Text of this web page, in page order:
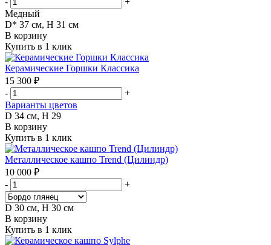
Медный
D* 37 см, H 31 см
В корзину
Купить в 1 клик
Керамические Горшки Классика
15 300 ₽
-
+
Варианты цветов
D 34 см, H 29
В корзину
Купить в 1 клик
Металлическое кашпо Trend (Цилиндр)
10 000 ₽
-
+
D 30 см, H 30 см
В корзину
Купить в 1 клик